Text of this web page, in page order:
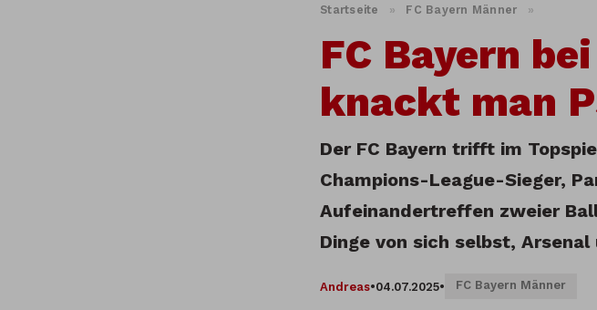
Startseite » FC Bayern Männer »
FC Bayern
knackt man
Der FC Bayern trifft im
Champions-League-Sieger,
Aufeinandertreffen zweier
Dinge von sich selbst,
Andreas•04.07.2025• FC Bayern Männer